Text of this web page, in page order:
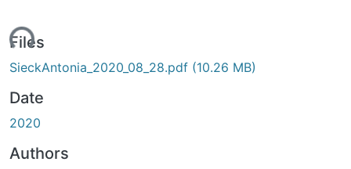
Files
SieckAntonia_2020_08_28.pdf (10.26 MB)
Date
2020
Authors